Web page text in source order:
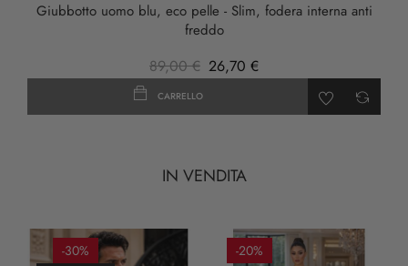
Giubbotto uomo blu, eco pelle - Slim, fodera interna anti
freddo
89,00 € 26,70 €
CARRELLO
IN VENDITA
-30%
-20%